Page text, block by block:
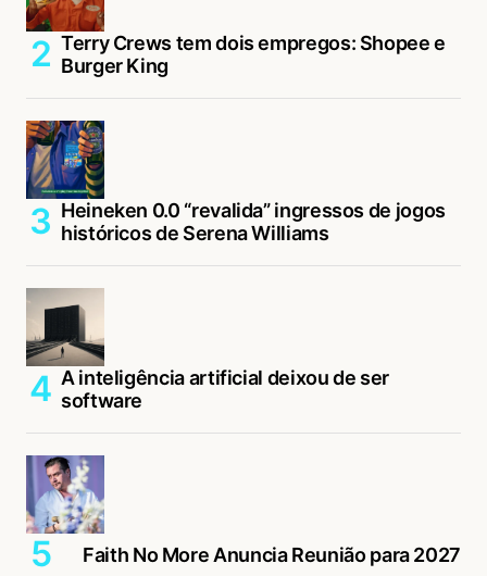
Terry Crews tem dois empregos: Shopee e
Burger King
Heineken 0.0 “revalida” ingressos de jogos
históricos de Serena Williams
A inteligência artificial deixou de ser
software
Faith No More Anuncia Reunião para 2027